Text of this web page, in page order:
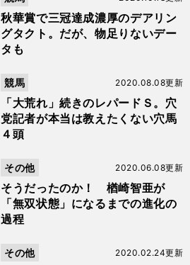
秋華賞で三冠達成濃厚のデアリン
グタクト。だが、物足りないデー
タも
「大荒れ」続きのレパードＳ。穴
党記者が本当は教えたくない穴馬
４頭
2020.08.08更新
競馬
そうだったのか！ 楢崎智亜が
「無双状態」になるまでの進化の
過程
2020.06.08更新
その他
2020.02.24更新
その他